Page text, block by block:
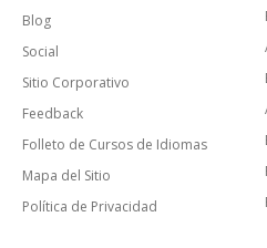
Blog
Social
Sitio Corporativo
Feedback
Folleto de Cursos de Idiomas
Mapa del Sitio
Política de Privacidad